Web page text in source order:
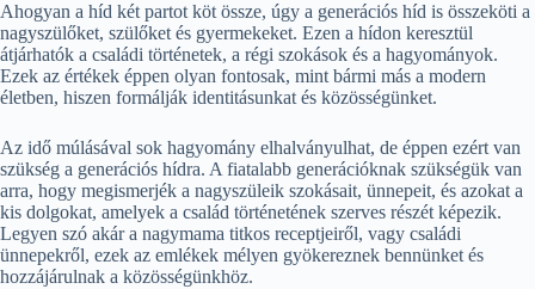
Ahogyan a híd két partot köt össze, úgy a generációs híd is összeköti a
nagyszülőket, szülőket és gyermekeket. Ezen a hídon keresztül
átjárhatók a családi történetek, a régi szokások és a hagyományok.
Ezek az értékek éppen olyan fontosak, mint bármi más a modern
életben, hiszen formálják identitásunkat és közösségünket.
Az idő múlásával sok hagyomány elhalványulhat, de éppen ezért van
szükség a generációs hídra. A fiatalabb generációknak szükségük van
arra, hogy megismerjék a nagyszüleik szokásait, ünnepeit, és azokat a
kis dolgokat, amelyek a család történetének szerves részét képezik.
Legyen szó akár a nagymama titkos receptjeiről, vagy családi
ünnepekről, ezek az emlékek mélyen gyökereznek bennünket és
hozzájárulnak a közösségünkhöz.